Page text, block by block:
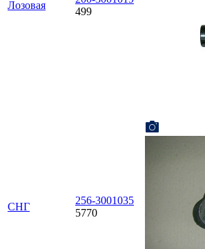
Лозовая
499
СНГ
256-3001035
5770